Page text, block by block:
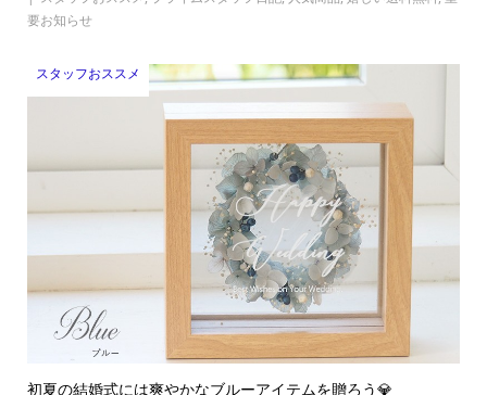
要お知らせ
スタッフおススメ
初夏の結婚式には爽やかなブルーアイテムを贈ろう💎